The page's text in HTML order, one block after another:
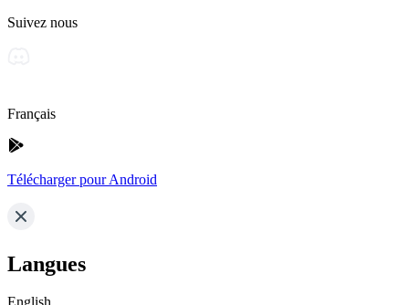
Suivez nous
Français
Télécharger pour Android
Langues